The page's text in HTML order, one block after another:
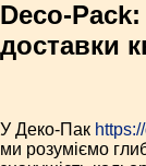
Deco-
доставки
У Деко-Пак
ми розуміємо